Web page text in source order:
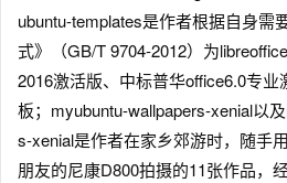
ubuntu-templates是作者根据自身需
式》（GB/T 9704-2012）为
2016激活版、中标普华office6.0专
板；myubuntu-wallpapers-xenial以
s-xenial是作者在家乡郊游时，随手
朋友的尼康D800拍摄的11张作品，